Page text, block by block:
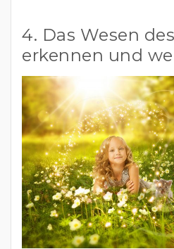
4. Das Wesen
erkennen und